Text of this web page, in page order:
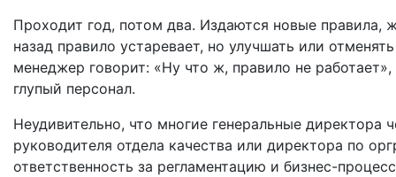
Проходит год, потом два. Издаются новые правила,
назад правило устаревает, но улучшать или
менеджер говорит: «Ну что ж, правило не
глупый персонал.
Неудивительно, что многие генеральные директора
руководителя отдела качества или директора по
ответственность за регламентацию и бизнес-